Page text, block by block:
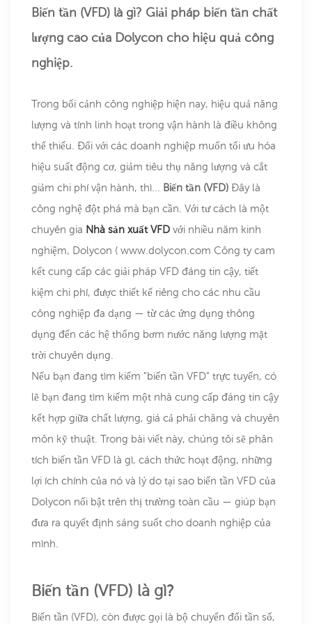
Biến tần (VFD) là gì? Giải pháp biến tần chất
lượng cao của Dolycon cho hiệu quả công
nghiệp.
Trong bối cảnh công nghiệp hiện nay, hiệu quả năng
lượng và tính linh hoạt trong vận hành là điều không
thể thiếu. Đối với các doanh nghiệp muốn tối ưu hóa
hiệu suất động cơ, giảm tiêu thụ năng lượng và cắt
giảm chi phí vận hành, thì... Biến tần (VFD) Đây là
công nghệ đột phá mà bạn cần. Với tư cách là một
chuyên gia Nhà sản xuất VFD với nhiều năm kinh
nghiệm, Dolycon ( www.dolycon.com Công ty cam
kết cung cấp các giải pháp VFD đáng tin cậy, tiết
kiệm chi phí, được thiết kế riêng cho các nhu cầu
công nghiệp đa dạng — từ các ứng dụng thông
dụng đến các hệ thống bơm nước năng lượng mặt
trời chuyên dụng.
Nếu bạn đang tìm kiếm "biến tần VFD" trực tuyến, có
lẽ bạn đang tìm kiếm một nhà cung cấp đáng tin cậy
kết hợp giữa chất lượng, giá cả phải chăng và chuyên
môn kỹ thuật. Trong bài viết này, chúng tôi sẽ phân
tích biến tần VFD là gì, cách thức hoạt động, những
lợi ích chính của nó và lý do tại sao biến tần VFD của
Dolycon nổi bật trên thị trường toàn cầu — giúp bạn
đưa ra quyết định sáng suốt cho doanh nghiệp của
mình.
Biến tần (VFD) là gì?
Biến tần (VFD), còn được gọi là bộ chuyển đổi tần số,